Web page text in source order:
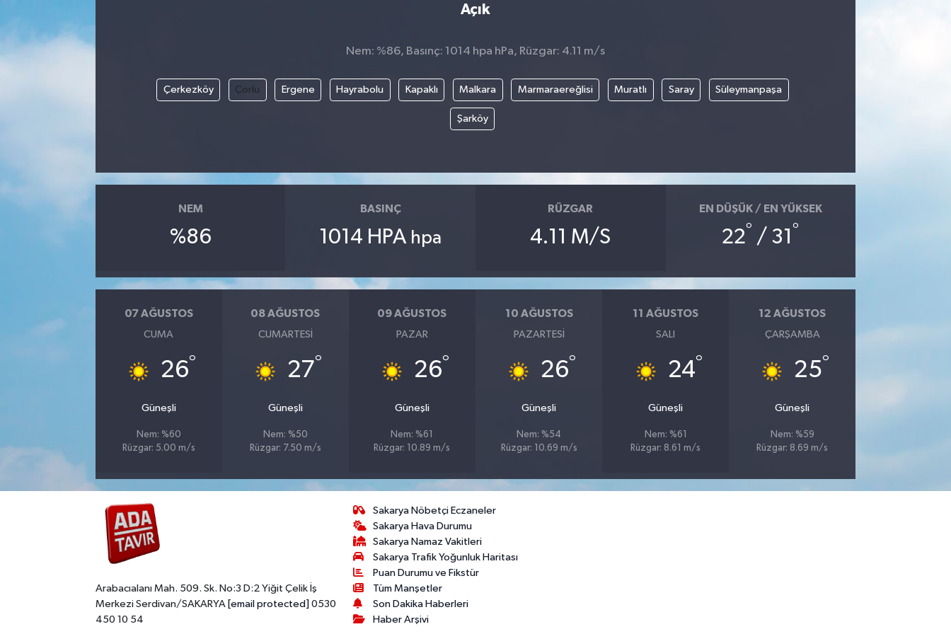
Açık
Nem: %86, Basınç: 1014 hpa hPa, Rüzgar: 4.11 m/s
Çerkezköy Çorlu Ergene Hayrabolu Kapaklı Malkara Marmaraereğlisi Muratlı Saray Süleymanpaşa
Şarköy
NEM
%86
BASINÇ
1014 HPA hpa
RÜZGAR
4.11 M/S
EN DÜŞÜK / EN YÜKSEK
22° / 31 °
07 AĞUSTOS
CUMA
26°
Güneşli
Nem: %60
Rüzgar: 5.00 m/s
08 AĞUSTOS
CUMARTESI
27°
Güneşli
Nem: %50
Rüzgar: 7.50 m/s
09 AĞUSTOS
PAZAR
26°
Güneşli
Nem: %61
Rüzgar: 10.89 m/s
10 AĞUSTOS
PAZARTESI
26°
Güneşli
Nem: %54
Rüzgar: 10.69 m/s
11 AĞUSTOS
SALI
24°
Güneşli
Nem: %61
Rüzgar: 8.61 m/s
12 AĞUSTOS
ÇARŞAMBA
25°
Güneşli
Nem: %59
Rüzgar: 8.69 m/s
Arabacıalanı Mah. 509. Sk. No:3 D:2 Yiğit Çelik İş
Merkezi Serdivan/SAKARYA [email protected] 0530
450 10 54
Sakarya Nöbetçi Eczaneler
Sakarya Hava Durumu
Sakarya Namaz Vakitleri
Sakarya Trafik Yoğunluk Haritası
Puan Durumu ve Fikstür
Tüm Manşetler
Son Dakika Haberleri
Haber Arşivi